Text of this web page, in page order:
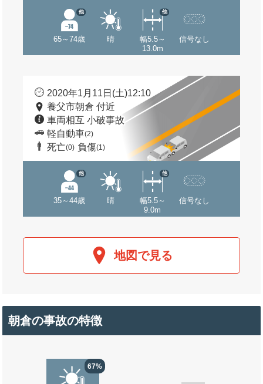
65～74歳
他
晴
幅5.5～
13.0m
他
信号なし
2020年1月11日(土)12:10
養父市朝倉 付近
車両相互 小破事故
軽自動車(2)
死亡(0) 負傷(1)
35～44歳
他
晴
幅5.5～
9.0m
他
信号なし
地図で見る
朝倉の事故の特徴
67%